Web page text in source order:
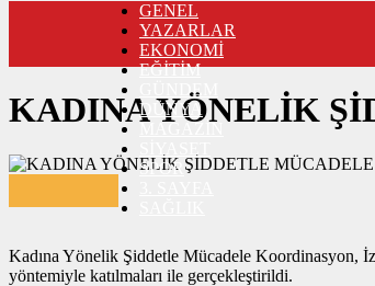
FOTO GALERİ
VIDEO GALERİ
TRAFİK DURUMU
NÖBETÇİ ECZANELER
CANLI SONUÇLAR
HABER GÖNDER
İLETİŞİM
GENEL
YAZARLAR
EKONOMİ
EĞİTİM
GÜNDEM
DÜNYA
SPOR
KADINA YÖNELİK
Kadına Yönelik Şiddetle Mücadele Koordinasyon,
yöntemiyle katılmaları ile gerçekleştirildi.